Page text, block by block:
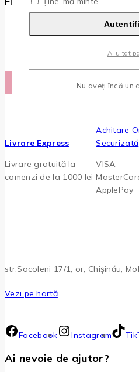
0MDL – 1.000MDLInterval
Livrare Express
Livrare gratuită la
comenzi de la 1000 lei
Achitare
Securizată
VISA,
ApplePay
str.Socoleni 17/1, or, Chișinău,
Vezi pe hartă
Facebook Instagram
Ai nevoie de ajutor?
Ai uitat
Nu aveți încă un